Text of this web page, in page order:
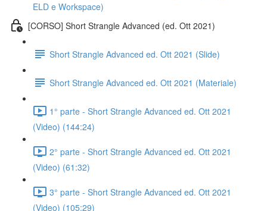
ELD e Workspace)
[CORSO] Short Strangle Advanced (ed. Ott 2021)
Short Strangle Advanced ed. Ott 2021 (Slide)
Short Strangle Advanced ed. Ott 2021 (Materiale)
1° parte - Short Strangle Advanced ed. Ott 2021
(Video) (144:24)
2° parte - Short Strangle Advanced ed. Ott 2021
(Video) (61:32)
3° parte - Short Strangle Advanced ed. Ott 2021
(Video) (105:29)